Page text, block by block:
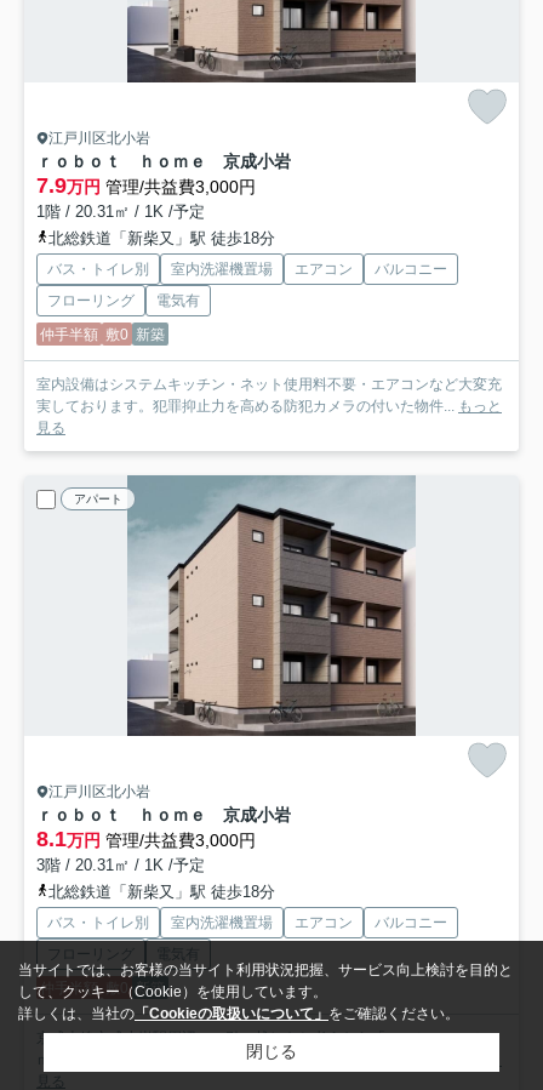
江戸川区北小岩
ｒｏｂｏｔ ｈｏｍｅ 京成小岩
7.9万円 管理/共益費3,000円
1階 / 20.31㎡ / 1K /予定
北総鉄道「新柴又」駅 徒歩18分
バス・トイレ別 室内洗濯機置場 エアコン
バルコニー
フローリング
電気有
仲手半額 敷0 新築
室内設備はシステムキッチン・ネット使用料不要・エアコンなど大変充
実しております。犯罪抑止力を高める防犯カメラの付いた物件...
もっと
見る
アパート
江戸川区北小岩
ｒｏｂｏｔ ｈｏｍｅ 京成小岩
8.1万円 管理/共益費3,000円
3階 / 20.31㎡ / 1K /予定
北総鉄道「新柴又」駅 徒歩18分
バス・トイレ別 室内洗濯機置場 エアコン
バルコニー
フローリング
電気有
仲手半額 敷0 新築
京成本線京成小岩駅周辺への引っ越しをお考えなら「ｒｏｂｏｔ ｈｏ
ｍｅ 京成小岩」。機能的なシステムキッチン付きの物件です...
見る
当サイトでは、お客様の当サイト利用状況把握、サービス向上検討を目的と
して、クッキー（Cookie）を使用しています。
詳しくは、当社の 「Cookieの取扱いについて」 をご確認ください。
閉じる